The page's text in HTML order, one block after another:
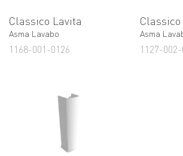
Classico Lavita
Asma Lavabo
1168-001-0126
Asma
1127-